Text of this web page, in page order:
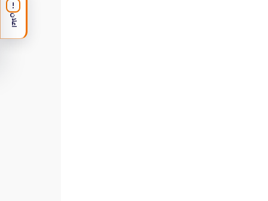
!
اعلان